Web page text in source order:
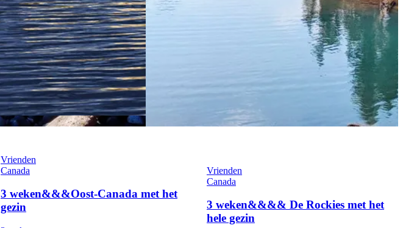
Vrienden
Canada
3 weken&&&Oost-Canada met het
gezin
Vrienden
Canada
3 weken&&&& De Rockies met het
hele gezin